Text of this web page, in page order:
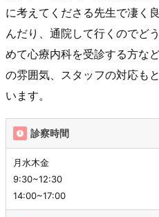
に考えてくださる先生で凄く
んだり、通院して行くのでど
めて心療内科を受診する方な
の雰囲気、スタッフの対応も
います。
診察時間
月水木金
9:30~12:30
14:00~17:00